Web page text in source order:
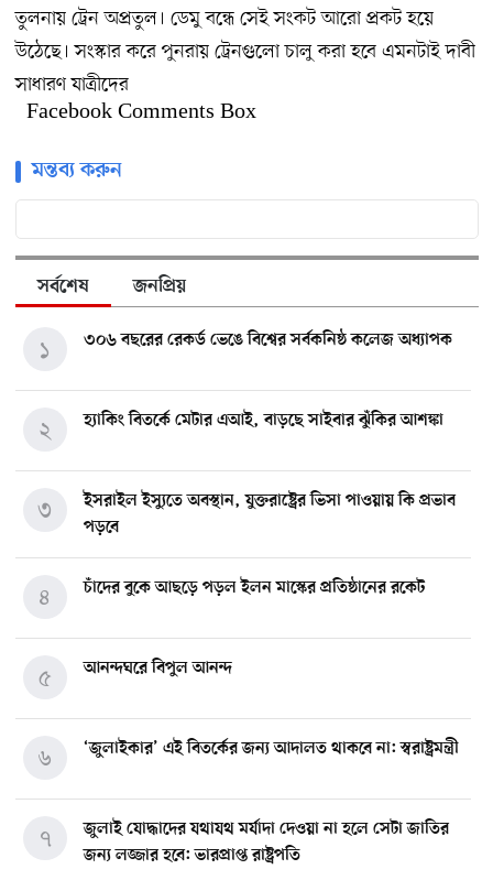
তুলনায় ট্রেন অপ্রতুল। ডেমু বন্ধে সেই সংকট আরো প্রকট হয়ে
উঠেছে। সংস্কার করে পুনরায় ট্রেনগুলো চালু করা হবে এমনটাই দাবী
সাধারণ যাত্রীদের
Facebook Comments Box
মন্তব্য করুন
সর্বশেষ জনপ্রিয়
৩০৬ বছরের রেকর্ড ভেঙে বিশ্বের সর্বকনিষ্ঠ কলেজ অধ্যাপক
১
হ্যাকিং বিতর্কে মেটার এআই, বাড়ছে সাইবার ঝুঁকির আশঙ্কা
২
ইসরাইল ইস্যুতে অবস্থান, যুক্তরাষ্ট্রের ভিসা পাওয়ায় কি প্রভাব
পড়বে
৩
চাঁদের বুকে আছড়ে পড়ল ইলন মাস্কের প্রতিষ্ঠানের রকেট
৪
আনন্দঘরে বিপুল আনন্দ
৫
‘জুলাইকার’ এই বিতর্কের জন্য আদালত থাকবে না: স্বরাষ্ট্রমন্ত্রী
৬
জুলাই যোদ্ধাদের যথাযথ মর্যাদা দেওয়া না হলে সেটা জাতির
জন্য লজ্জার হবে: ভারপ্রাপ্ত রাষ্ট্রপতি
৭